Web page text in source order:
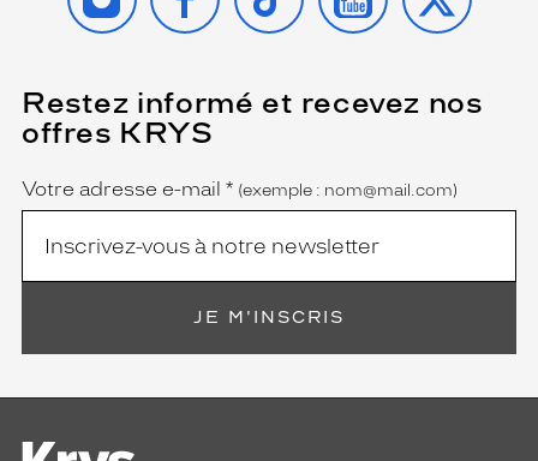
Restez informé et recevez nos
offres KRYS
Name
Votre adresse e-mail *
(Ce
champ
est
obligatoire)
(exemple : nom@mail.com)
JE M'INSCRIS